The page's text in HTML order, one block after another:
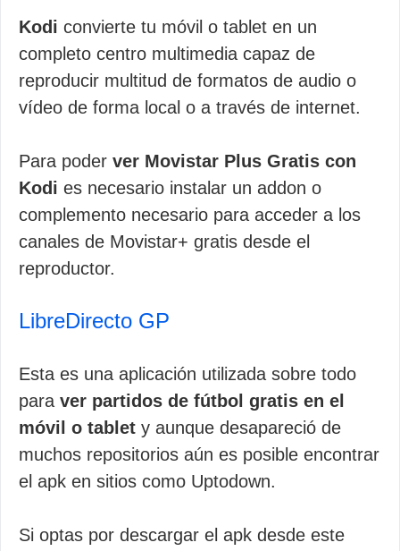
Kodi convierte tu móvil o tablet en un
completo centro multimedia capaz de
reproducir multitud de formatos de audio o
vídeo de forma local o a través de internet.
Para poder ver Movistar Plus Gratis con
Kodi es necesario instalar un addon o
complemento necesario para acceder a los
canales de Movistar+ gratis desde el
reproductor.
LibreDirecto GP
Esta es una aplicación utilizada sobre todo
para ver partidos de fútbol gratis en el
móvil o tablet y aunque desapareció de
muchos repositorios aún es posible encontrar
el apk en sitios como Uptodown.
Si optas por descargar el apk desde este